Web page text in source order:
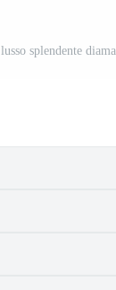
lusso splendente